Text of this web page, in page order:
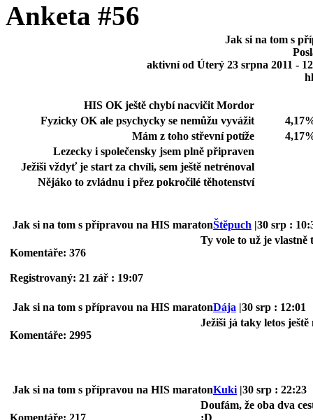
Anketa #56
Jak si na tom s
aktivní od Úterý 23 srpna 2011 -
HIS OK ještě chybí nacvičit Mordor
Fyzicky OK ale psychycky se nemůžu vyvážit
Mám z toho střevní potíže
Lezecky i společensky jsem plně připraven
Ježiši vždyť je start za chvíli, sem ještě netrénoval
Nějáko to zvládnu i přez pokročilé těhotenství
Jak si na tom s přípravou na HIS maratonŠtěpuch |30 srp :
Komentáře: 376
Registrovaný: 21 zář : 19:07
Ty vole to už je vlastně
Jak si na tom s přípravou na HIS maratonDája |30 srp : 12:01
Komentáře: 2995
Ježiši já taky letos
Jak si na tom s přípravou na HIS maratonKuki |30 srp : 22:23
Komentáře: 217
Doufám, že oba dva
:D